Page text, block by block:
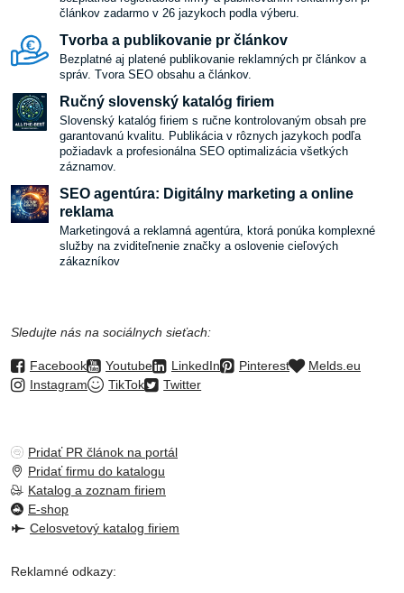
článkov zadarmo v 26 jazykoch podla výberu.
Tvorba a publikovanie pr článkov
Bezplatné aj platené publikovanie reklamných pr článkov a
správ. Tvora SEO obsahu a článkov.
Ručný slovenský katalóg firiem
Slovenský katalóg firiem s ručne kontrolovaným obsah pre
garantovanú kvalitu. Publikácia v rôznych jazykoch podľa
požiadavk a profesionálna SEO optimalizácia všetkých
záznamov.
SEO agentúra: Digitálny marketing a online
reklama
Marketingová a reklamná agentúra, ktorá ponúka komplexné
služby na zviditeľnenie značky a oslovenie cieľových
zákazníkov
Sledujte nás na sociálnych sieťach:
Facebook Youtube LinkedIn Pinterest
Melds.eu
Instagram
TikTok Twitter
Pridať PR článok na portál
Pridať firmu do katalogu
Katalog a zoznam firiem
E-shop
Celosvetový katalog firiem
Reklamné odkazy: